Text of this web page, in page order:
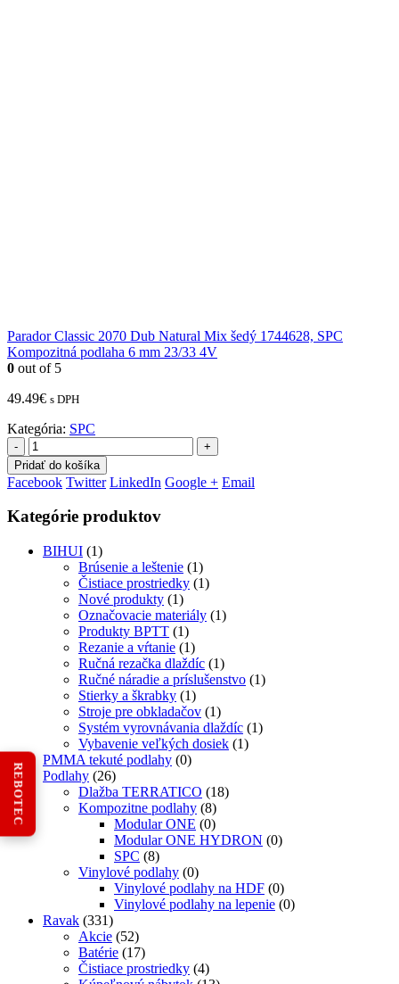
Parador Classic 2070 Dub Natural Mix šedý 1744628, SPC
Kompozitná podlaha 6 mm 23/33 4V
0 out of 5
49.49€ s DPH
Kategória: SPC
-
+
Pridať do košíka
Facebook Twitter LinkedIn Google + Email
Kategórie produktov
BIHUI (1)
Brúsenie a leštenie (1)
Čistiace prostriedky (1)
Nové produkty (1)
Označovacie materiály (1)
Produkty BPTT (1)
Rezanie a vŕtanie (1)
Ručná rezačka dlaždíc (1)
Ručné náradie a príslušenstvo (1)
Stierky a škrabky (1)
Stroje pre obkladačov (1)
Systém vyrovnávania dlaždíc (1)
Vybavenie veľkých dosiek (1)
PMMA tekuté podlahy (0)
Podlahy (26)
Dlažba TERRATICO (18)
Kompozitne podlahy (8)
Modular ONE (0)
Modular ONE HYDRON (0)
SPC (8)
Vinylové podlahy (0)
Vinylové podlahy na HDF (0)
Vinylové podlahy na lepenie (0)
Ravak (331)
Akcie (52)
Batérie (17)
Čistiace prostriedky (4)
REBOTEC